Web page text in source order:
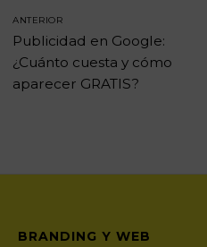
ANTERIOR
Publicidad en Google:
¿Cuánto cuesta y cómo
aparecer GRATIS?
BRANDING Y WEB